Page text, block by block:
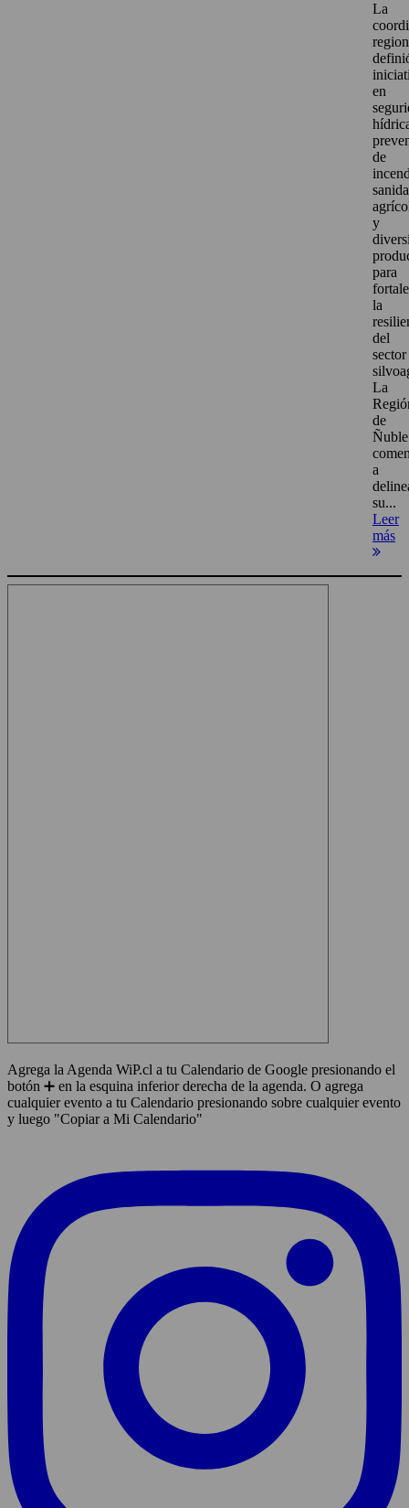
La
en
de
y
para
la
del
sector
La
de
Ñuble
a
su...
Leer
más
Agrega la Agenda WiP.cl a tu Calendario de Google presionando el
botón ➕ en la esquina inferior derecha de la agenda. O agrega
cualquier evento a tu Calendario presionando sobre cualquier evento
y luego "Copiar a Mi Calendario"